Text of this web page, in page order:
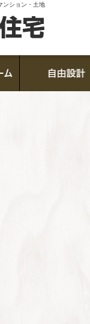
ンション・土地